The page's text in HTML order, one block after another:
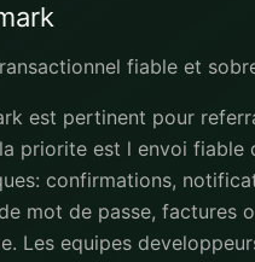
fiable et
est pertinent pour
priorite est l envoi fiable
confirmations,
mot de passe, factures
Les equipes